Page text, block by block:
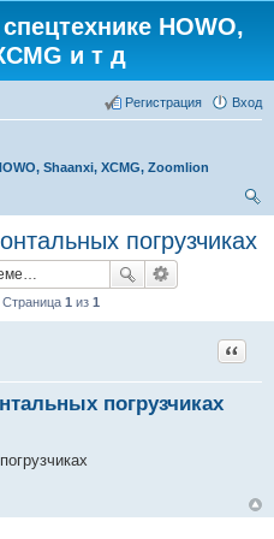
HOWO,
и т д
Вход
Регистрация
Shaanxi, XCMG, Zoomlion
погрузчиках
Страница 1 из 1
погрузчиках